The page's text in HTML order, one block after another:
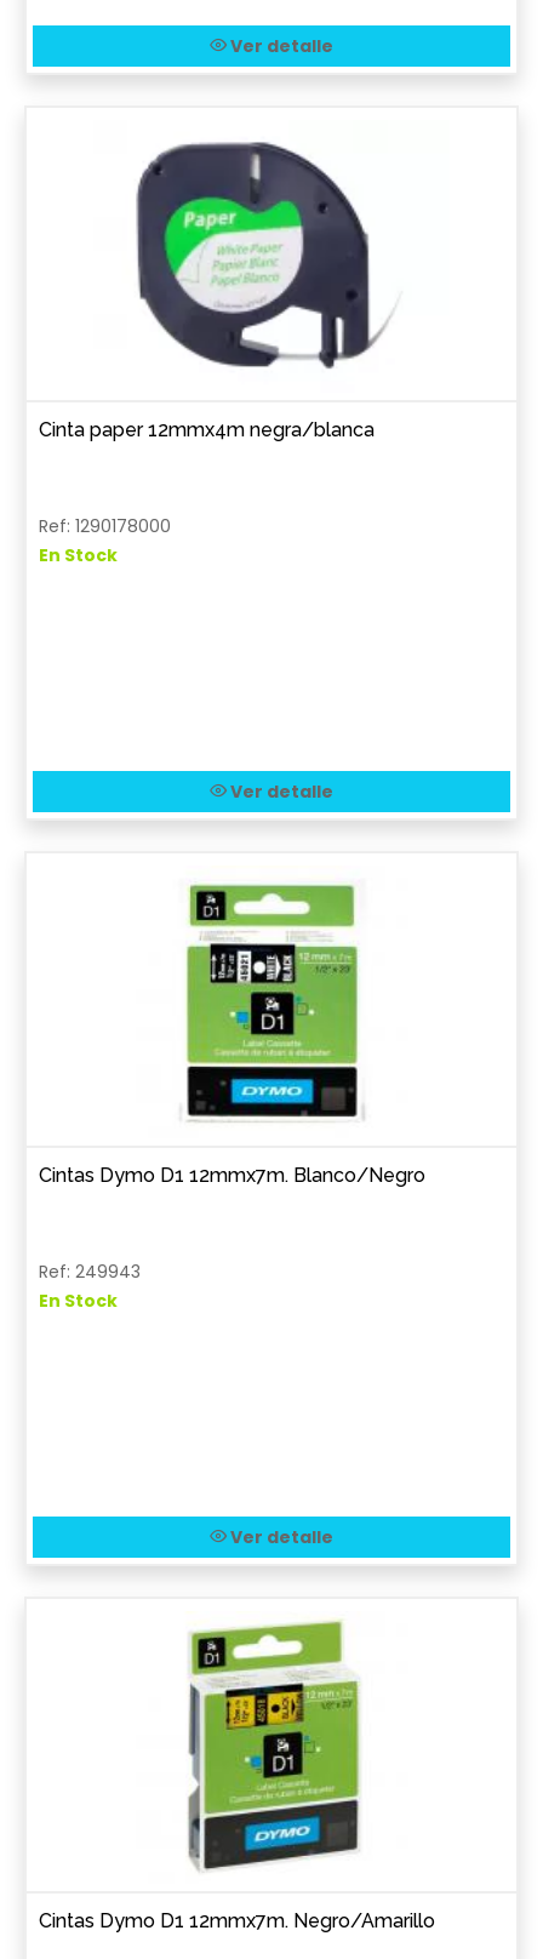
Ver detalle
Cinta paper 12mmx4m negra/blanca
Ref: 1290178000
En Stock
Ver detalle
Cintas Dymo D1 12mmx7m. Blanco/Negro
Ref: 249943
En Stock
Ver detalle
Cintas Dymo D1 12mmx7m. Negro/Amarillo